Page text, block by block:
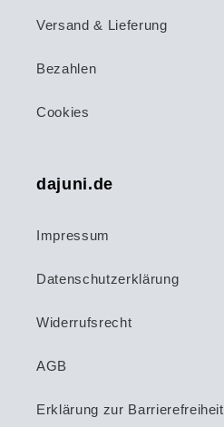
Versand & Lieferung
Bezahlen
Cookies
dajuni.de
Impressum
Datenschutzerklärung
Widerrufsrecht
AGB
Erklärung zur Barrierefreiheit